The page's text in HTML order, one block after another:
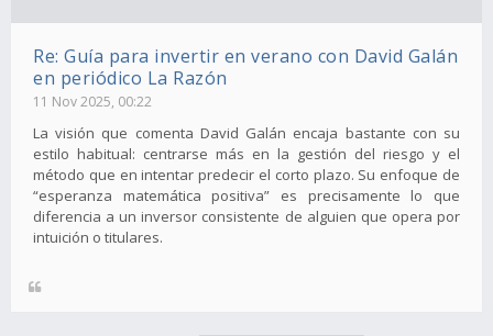
Re: Guía para invertir en verano con David Galán
en periódico La Razón
11 Nov 2025, 00:22
La visión que comenta David Galán encaja bastante con su
estilo habitual: centrarse más en la gestión del riesgo y el
método que en intentar predecir el corto plazo. Su enfoque de
“esperanza matemática positiva” es precisamente lo que
diferencia a un inversor consistente de alguien que opera por
intuición o titulares.